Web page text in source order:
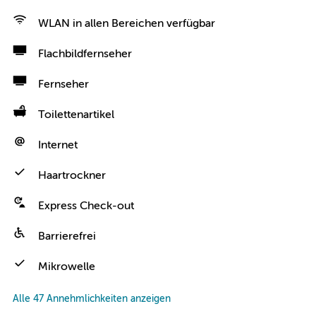
WLAN in allen Bereichen verfügbar
Flachbildfernseher
Fernseher
Toilettenartikel
Internet
Haartrockner
Express Check-out
Barrierefrei
Mikrowelle
Alle 47 Annehmlichkeiten anzeigen